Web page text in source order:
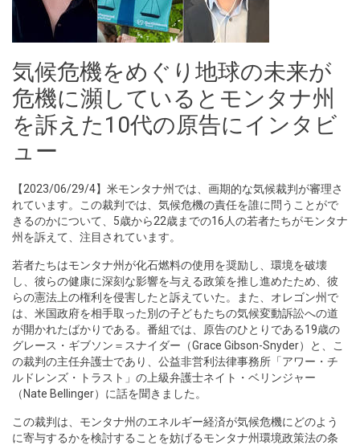
気候危機をめぐり地球の未来が
危機に瀕しているとモンタナ州
を訴えた10代の原告にインタビ
ュー
【2023/06/29/4】米モンタナ州では、画期的な気候裁判が審理さ
れています。この裁判では、気候危機の責任を誰に問うことがで
きるのかについて、5歳から22歳までの16人の若者たちがモンタナ
州を訴えて、注目されています。
若者たちはモンタナ州が化石燃料の使用を奨励し、環境を破壊
し、彼らの健康に深刻な影響を与える政策を推し進めたため、彼
らの憲法上の権利を侵害したと訴えていた。また、オレゴン州で
は、米国政府を相手取った別の子どもたちの気候変動訴訟への道
が開かれたばかりである。番組では、原告のひとりである19歳の
グレース・ギブソン＝スナイダー（Grace Gibson-Snyder）と、こ
の裁判の主任弁護士であり、公益非営利法律事務所「アワー・チ
ルドレンズ・トラスト」の上級弁護士ネイト・ベリンジャー
（Nate Bellinger）に話を聞きました。
この裁判は、モンタナ州のエネルギー経済が気候危機にどのよう
に寄与するかを検討することを妨げるモンタナ州環境政策法の条